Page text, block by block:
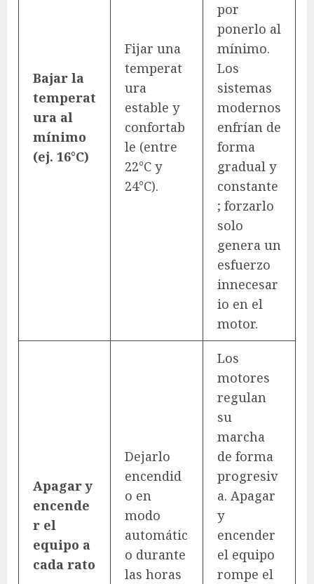
Bajar la
temperat
ura al
mínimo
(ej. 16°C)
Fijar una
temperat
ura
estable y
confortab
le (entre
22°C y
24°C).
por
ponerlo al
mínimo.
Los
sistemas
modernos
enfrían de
forma
gradual y
constante
; forzarlo
solo
genera un
esfuerzo
innecesar
io en el
motor.
Apagar y
encende
r el
equipo a
cada rato
Dejarlo
encendid
o en
modo
automátic
o durante
las horas
Los
motores
regulan
su
marcha
de forma
progresiv
a. Apagar
y
encender
el equipo
rompe el